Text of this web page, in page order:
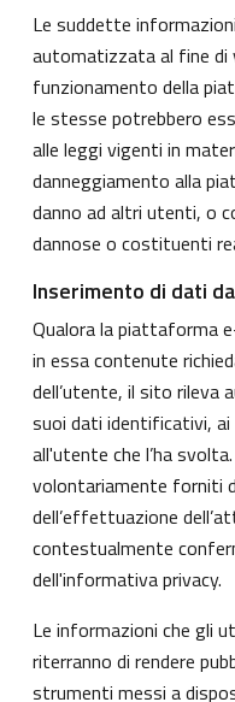
Le suddette
automatizzata al fine
funzionamento della
le stesse potrebbero
alle leggi vigenti in
danneggiamento alla
danno ad altri utenti, o
dannose o costituenti
Inserimento di dati
Qualora la piattaforma
in essa contenute
dell’utente, il sito rileva
suoi dati identificativi,
all'utente che l’ha
volontariamente forniti
dell’effettuazione
contestualmente
dell'informativa privacy.
Le informazioni che gli
riterranno di rendere
strumenti messi a